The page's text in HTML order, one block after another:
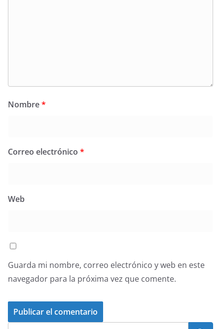
Nombre*
Correo electrónico *
Web
Guarda mi nombre, correo electrónico y web en este
navegador para la próxima vez que comente.